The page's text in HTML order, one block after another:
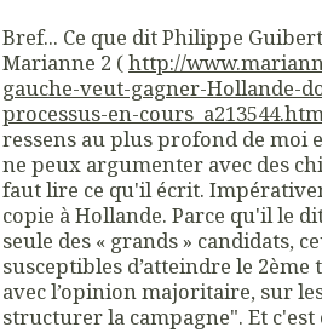
Bref... Ce que dit Philippe
Marianne 2 (http://
gauche-veut-gagner-Hollande-
processus-en-
ressens au plus profond de moi
ne peux argumenter avec des
faut lire ce qu'il écrit.
copie à Hollande. Parce qu'il le
seule des « grands » candidats,
susceptibles d’atteindre le 2ème
avec l’opinion majoritaire, sur
structurer la campagne". Et c'est